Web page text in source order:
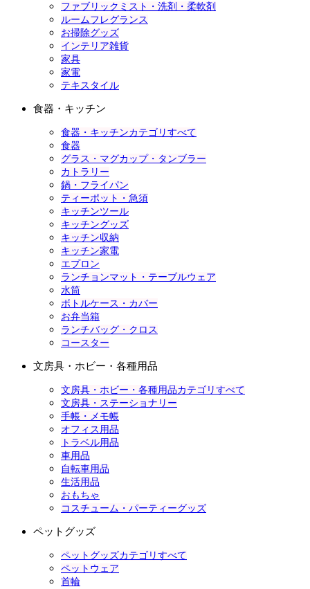
ファブリックミスト・洗剤・柔軟剤
ルームフレグランス
お掃除グッズ
インテリア雑貨
家具
家電
テキスタイル
食器・キッチン
食器・キッチンカテゴリすべて
食器
グラス・マグカップ・タンブラー
カトラリー
鍋・フライパン
ティーポット・急須
キッチンツール
キッチングッズ
キッチン収納
キッチン家電
エプロン
ランチョンマット・テーブルウェア
水筒
ボトルケース・カバー
お弁当箱
ランチバッグ・クロス
コースター
文房具・ホビー・各種用品
文房具・ホビー・各種用品カテゴリすべて
文房具・ステーショナリー
手帳・メモ帳
オフィス用品
トラベル用品
車用品
自転車用品
生活用品
おもちゃ
コスチューム・パーティーグッズ
ペットグッズ
ペットグッズカテゴリすべて
ペットウェア
首輪